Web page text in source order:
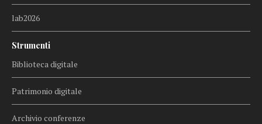
lab2026
Strumenti
Biblioteca digitale
Patrimonio digitale
Archivio conferenze